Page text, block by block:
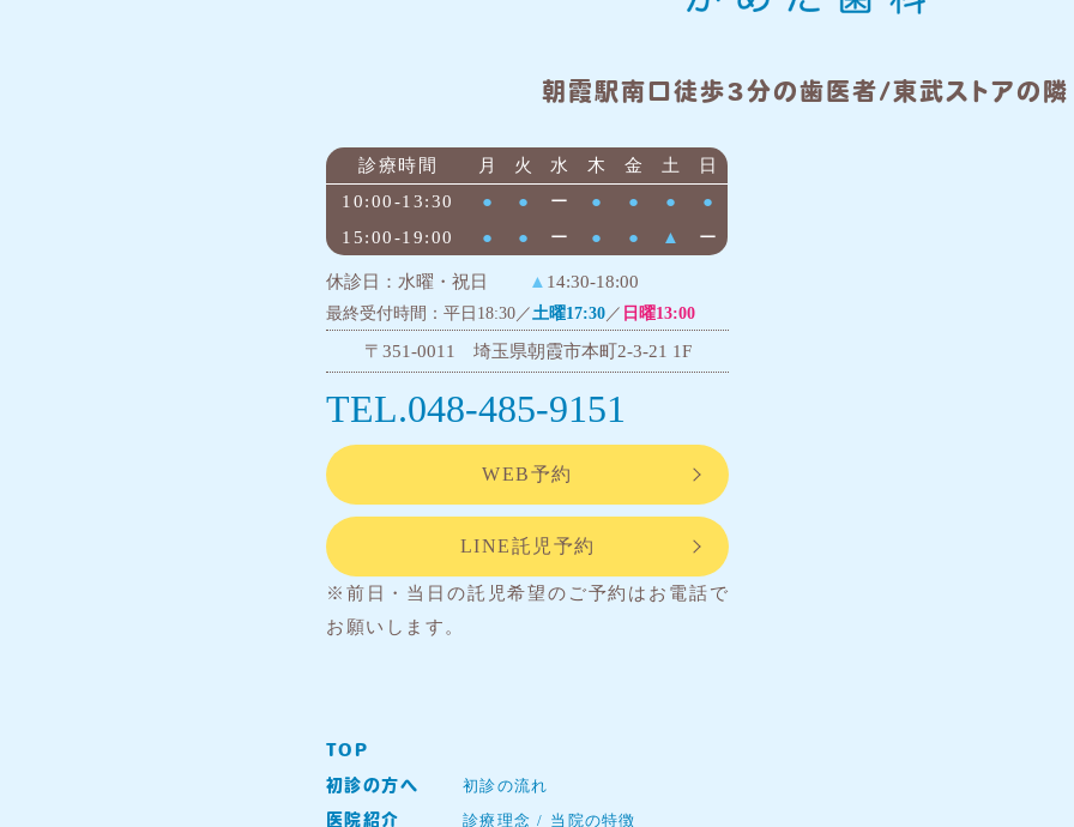
朝霞駅南口徒歩3分の歯医者/東武ストアの隣
診療時間 月 火 水 木 金 土
日
10:00-13:30
● ● ー ● ● ●
●
15:00-19:00
● ● ー ● ● ▲ ー
休診日：水曜・祝日 ▲ 14:30-18:00
最終受付時間：平日18:30／ 土曜17:30 ／ 日曜13:00
〒351-0011 埼玉県朝霞市本町2-3-21 1F
TEL.048-485-9151
WEB予約
LINE託児予約
※前日・当日の託児希望のご予約はお電話で
お願いします。
TOP
初診の方へ
初診の流れ
医院紹介
診療理念 当院の特徴